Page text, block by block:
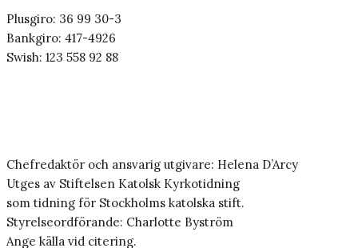
Plusgiro: 36 99 30-3
Bankgiro: 417-4926
Swish: 123 558 92 88
Chefredaktör och ansvarig utgivare: Helena D’Arcy
Utges av Stiftelsen Katolsk Kyrkotidning
som tidning för Stockholms katolska stift.
Styrelseordförande: Charlotte Byström
Ange källa vid citering.